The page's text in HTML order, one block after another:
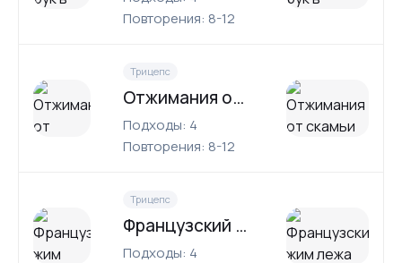
Повторения: 8-12
Трицепс
Отжимания от скамьи
Подходы: 4
Повторения: 8-12
Трицепс
Французский жим лежа
Подходы: 4